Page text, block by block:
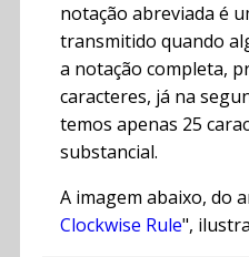
notação abreviada é
transmitido quando
a notação completa,
caracteres, já na
temos apenas 25
substancial.
A imagem abaixo, do
Clockwise Rule",